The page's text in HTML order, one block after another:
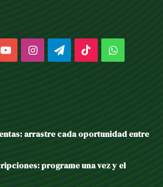
YouTubeInstagramTelegram
TikTok
arrastre cada oportunidad entre
programe una vez y el